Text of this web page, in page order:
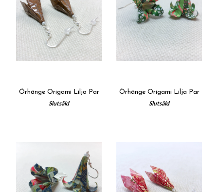
Örhänge Origami Lilja Par
Slutsåld
Örhänge Origami Lilja Par
Slutsåld